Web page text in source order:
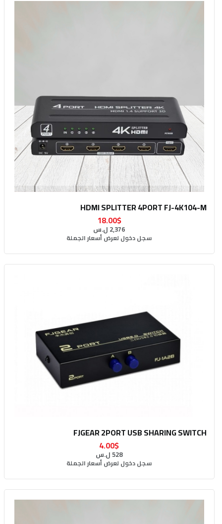
HDMI SPLITTER 4PORT FJ-4K104-M
18.00$
2,376 ل.س
سجل دخول لعرض أسعار الجملة
FJGEAR 2PORT USB SHARING SWITCH
4.00$
528 ل.س
سجل دخول لعرض أسعار الجملة